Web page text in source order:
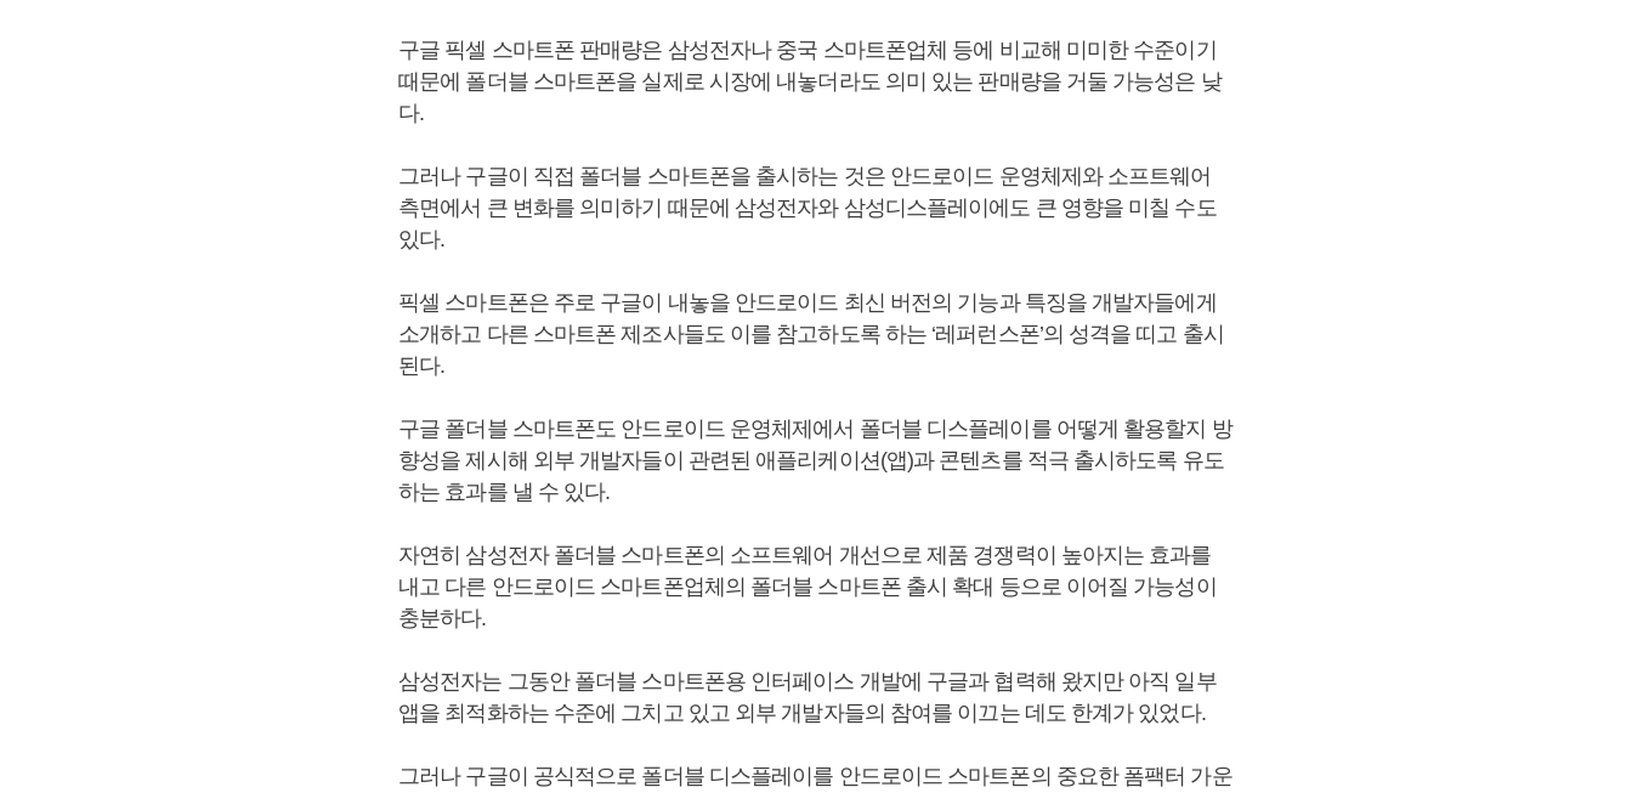
구글 픽셀 스마트폰 판매량은 삼성전자나 중국 스마트폰업체 등에 비교해 미미한 수준이기
때문에 폴더블 스마트폰을 실제로 시장에 내놓더라도 의미 있는 판매량을 거둘 가능성은 낮
다.
그러나 구글이 직접 폴더블 스마트폰을 출시하는 것은 안드로이드 운영체제와 소프트웨어
측면에서 큰 변화를 의미하기 때문에 삼성전자와 삼성디스플레이에도 큰 영향을 미칠 수도
있다.
픽셀 스마트폰은 주로 구글이 내놓을 안드로이드 최신 버전의 기능과 특징을 개발자들에게
소개하고 다른 스마트폰 제조사들도 이를 참고하도록 하는 ‘레퍼런스폰’의 성격을 띠고 출시
된다.
구글 폴더블 스마트폰도 안드로이드 운영체제에서 폴더블 디스플레이를 어떻게 활용할지 방
향성을 제시해 외부 개발자들이 관련된 애플리케이션(앱)과 콘텐츠를 적극 출시하도록 유도
하는 효과를 낼 수 있다.
자연히 삼성전자 폴더블 스마트폰의 소프트웨어 개선으로 제품 경쟁력이 높아지는 효과를
내고 다른 안드로이드 스마트폰업체의 폴더블 스마트폰 출시 확대 등으로 이어질 가능성이
충분하다.
삼성전자는 그동안 폴더블 스마트폰용 인터페이스 개발에 구글과 협력해 왔지만 아직 일부
앱을 최적화하는 수준에 그치고 있고 외부 개발자들의 참여를 이끄는 데도 한계가 있었다.
그러나 구글이 공식적으로 폴더블 디스플레이를 안드로이드 스마트폰의 중요한 폼팩터 가운